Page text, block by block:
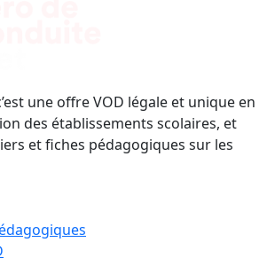
une offre VOD légale et unique en
des établissements scolaires, et
et fiches pédagogiques sur les